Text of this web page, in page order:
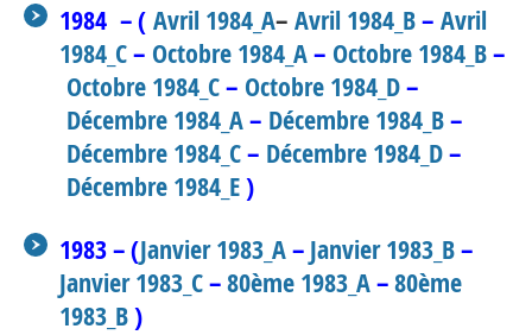
1984 – ( Avril 1984_A– Avril 1984_B– Avril
1984_C– Octobre 1984_A– Octobre 1984_B–
Octobre 1984_C– Octobre 1984_D–
Décembre 1984_A– Décembre 1984_B–
Décembre 1984_C– Décembre 1984_D–
Décembre 1984_E)
1983 – (Janvier 1983_A– Janvier 1983_B–
Janvier 1983_C–80ème 1983_A–80ème
1983_B)